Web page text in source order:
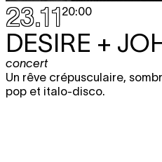
23.1120:00
DESIRE +
concert
Un rêve crépusculaire,
pop et italo-disco.